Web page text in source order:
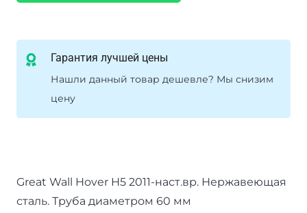
Wall
Гарантия лучшей цены
Нашли данный товар дешевле? Мы снизим
цену
Great Wall Hover H5 2011-наст.вр. Нержавеющая
сталь. Труба диаметром 60 мм